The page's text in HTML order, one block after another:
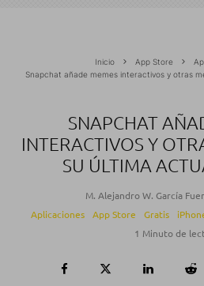
Inicio App Store
Snapchat añade memes interactivos y otras
SNAPCHAT
INTERACTIVOS Y
SU ÚLTIMA
M. Alejandro W. García
Aplicaciones
App Store Gratis
1 Minuto de